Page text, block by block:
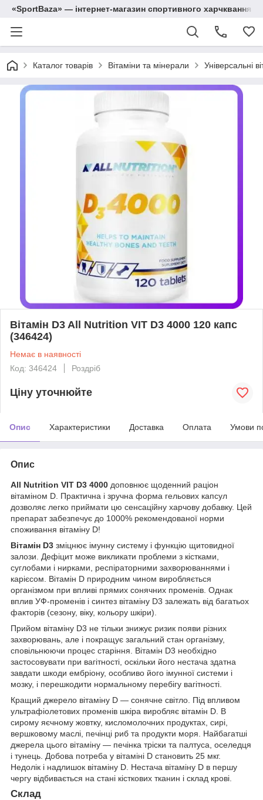
«SportBaza» — інтернет-магазин спортивного харчквання
Каталог товарів Вітаміни та мінерали Універсальні
Вітамін D3 All Nutrition VIT D3 4000 120 капс
(346424)
Немає в наявності
Код: 346424
Роздріб
Ціну уточнюйте
Опис Характеристики Доставка Оплата Умови
Опис
All Nutrition VIT D3 4000 доповнює щоденний раціон
вітаміном D. Практична і зручна форма гельових капсул
дозволяє легко приймати цю сенсаційну харчову добавку. Цей
препарат забезпечує до 1000% рекомендованої норми
споживання вітаміну D!
Вітамін D3 зміцнює імунну систему і функцію щитовидної
залози. Дефіцит може викликати проблеми з кістками,
суглобами і нирками, респіраторними захворюваннями і
карієсом. Вітамін D природним чином виробляється
організмом при впливі прямих сонячних променів. Однак
вплив УФ-променів і синтез вітаміну D3 залежать від багатьох
факторів (сезону, віку, кольору шкіри).
Прийом вітаміну D3 не тільки знижує ризик появи різних
захворювань, але і покращує загальний стан організму,
сповільнюючи процес старіння. Вітамін D3 необхідно
застосовувати при вагітності, оскільки його нестача здатна
завдати шкоди ембріону, особливо його імунної системи і
мозку, і перешкодити нормальному перебігу вагітності.
Кращий джерело вітаміну D — сонячне світло. Під впливом
ультрафіолетових променів шкіра виробляє вітамін D. В
сирому яєчному жовтку, кисломолочних продуктах, сирі,
вершковому маслі, печінці риб та продукти моря. Найбагатші
джерела цього вітаміну — печінка тріски та палтуса, оселедця
і тунець. Добова потреба у вітаміні D становить 25 мкг.
Недолік і надлишок вітаміну D. Нестача вітаміну D в першу
чергу відбивається на стані кісткових тканин і склад крові.
Склад